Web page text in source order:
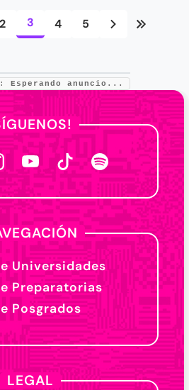
Esperando anuncio...
2 3 4 5
Universidades
Preparatorias
Posgrados
LEGAL